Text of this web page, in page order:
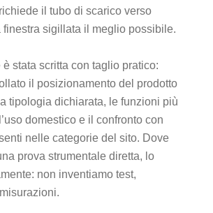
il tubo di scarico verso
finestra sigillata il meglio possibile.
è stata scritta con taglio pratico:
il posizionamento del prodotto
tipologia dichiarata, le funzioni più
domestico e il confronto con
nelle categorie del sito. Dove
prova strumentale diretta, lo
non inventiamo test,